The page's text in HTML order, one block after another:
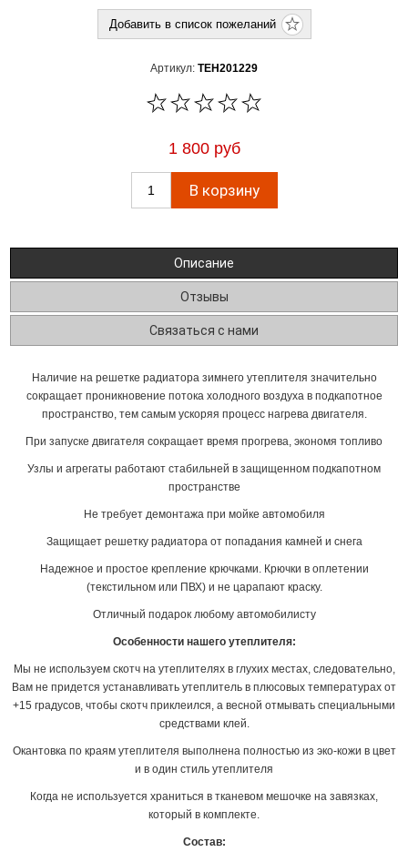
Артикул: TEH201229
1 800 руб
Описание
Отзывы
Связаться с нами
Наличие на решетке радиатора зимнего утеплителя значительно
сокращает проникновение потока холодного воздуха в подкапотное
пространство, тем самым ускоряя процесс нагрева двигателя.
При запуске двигателя сокращает время прогрева, экономя топливо
Узлы и агрегаты работают стабильней в защищенном подкапотном
пространстве
Не требует демонтажа при мойке автомобиля
Защищает решетку радиатора от попадания камней и снега
Надежное и простое крепление крючками. Крючки в оплетении
(текстильном или ПВХ) и не царапают краску.
Отличный подарок любому автомобилисту
Особенности нашего утеплителя:
Мы не используем скотч на утеплителях в глухих местах, следовательно,
Вам не придется устанавливать утеплитель в плюсовых температурах от
+15 градусов, чтобы скотч приклеился, а весной отмывать специальными
средствами клей.
Окантовка по краям утеплителя выполнена полностью из эко-кожи в цвет
и в один стиль утеплителя
Когда не используется храниться в тканевом мешочке на завязках,
который в комплекте.
Состав: